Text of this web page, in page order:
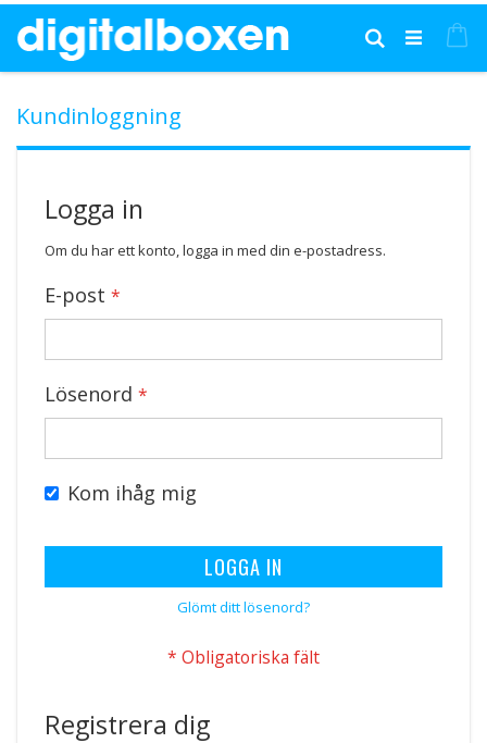
till
innehållet
Sök
Kundinloggning
Logga in
Om du har ett konto, logga in med din e-postadress.
E-post
Lösenord
Kom ihåg mig
LOGGA IN
Glömt ditt lösenord?
Registrera dig